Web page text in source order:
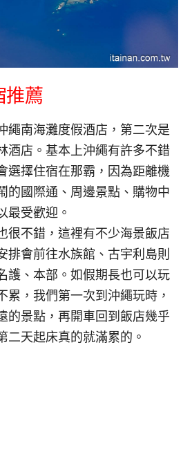
推薦
繩南海灘度假酒店，第二次是
酒店。基本上沖繩有許多不錯
選擇住宿在那霸，因為距離機
的國際通、周邊景點、購物中
最受歡迎。
很不錯，這裡有不少海景飯店
排會前往水族館、古宇利島則
護、本部。如假期長也可以玩
累，我們第一次到沖繩玩時，
的景點，再開車回到飯店幾乎
二天起床真的就滿累的。